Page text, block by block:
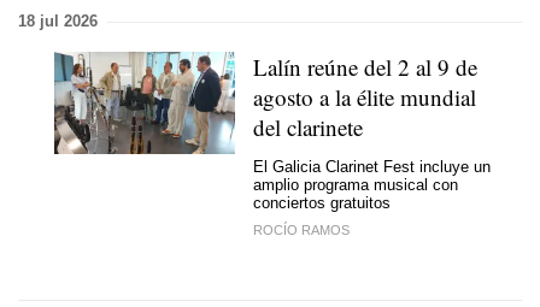
18 jul 2026
Lalín reúne del 2 al 9 de
agosto a la élite mundial
del clarinete
El Galicia Clarinet Fest incluye un
amplio programa musical con
conciertos gratuitos
ROCÍO RAMOS